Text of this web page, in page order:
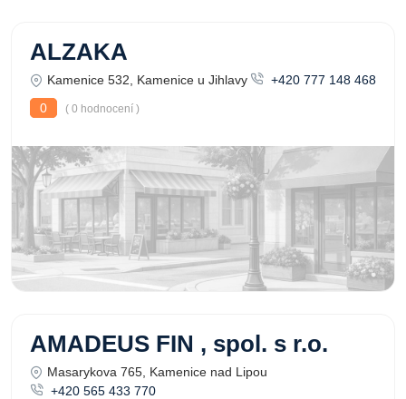
ALZAKA
Kamenice 532, Kamenice u Jihlavy
+420 777 148 468
0
( 0 hodnocení )
AMADEUS FIN , spol. s r.o.
Masarykova 765, Kamenice nad Lipou
+420 565 433 770